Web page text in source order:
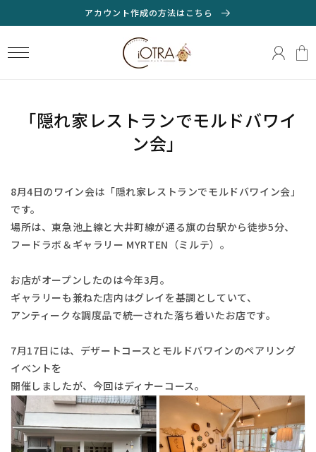
進む
アカウント作成の方法はこちら
ロ
グ
イ
ー
「隠れ家レストランでモルドバワイ
ン会」
8月4日のワイン会は「隠れ家レストランでモルドバワイン会」
です。
場所は、東急池上線と大井町線が通る旗の台駅から徒歩5分、
フードラボ＆ギャラリー MYRTEN（ミルテ）。
お店がオープンしたのは今年3月。
ギャラリーも兼ねた店内はグレイを基調としていて、
アンティークな調度品で統一された落ち着いたお店です。
7月17日には、デザートコースとモルドバワインのペアリング
イベントを
開催しましたが、今回はディナーコース。